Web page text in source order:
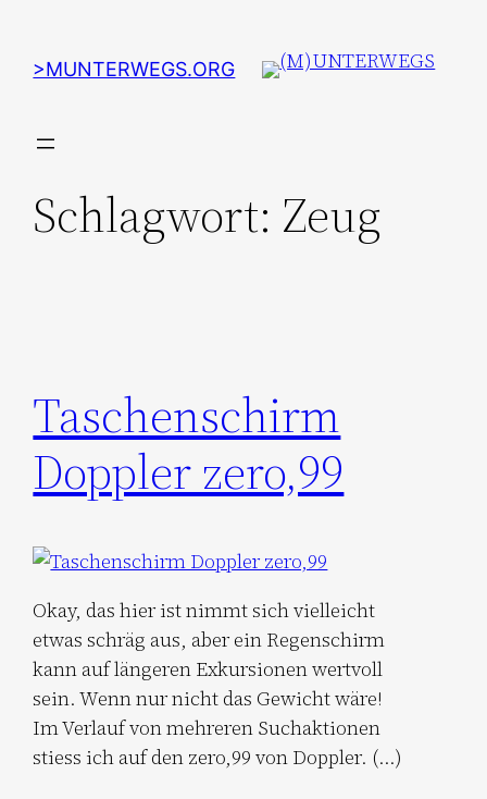
springen
>MUNTERWEGS.ORG
Schlagwort: Zeug
Taschenschirm
Doppler zero,99
Okay, das hier ist nimmt sich vielleicht
etwas schräg aus, aber ein Regenschirm
kann auf längeren Exkursionen wertvoll
sein. Wenn nur nicht das Gewicht wäre!
Im Verlauf von mehreren Suchaktionen
stiess ich auf den zero,99 von Doppler. (…)